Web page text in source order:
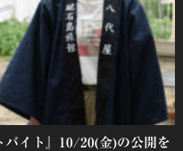
イト』10/20(金)の公開を